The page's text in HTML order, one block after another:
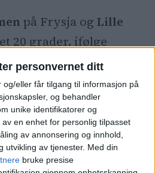
personvernet ditt
eller får tilgang til informasjon på
og behandler
unike identifikatorer og
en enhet for personlig tilpasset
av annonsering og innhold,
utvikling av tjenester. Med din
bruke presise
på Frysja og Lille
20 grader, ifølge
er det registrert
Sollerudstranda
men fortsatt nær
målt 19,8 grader.